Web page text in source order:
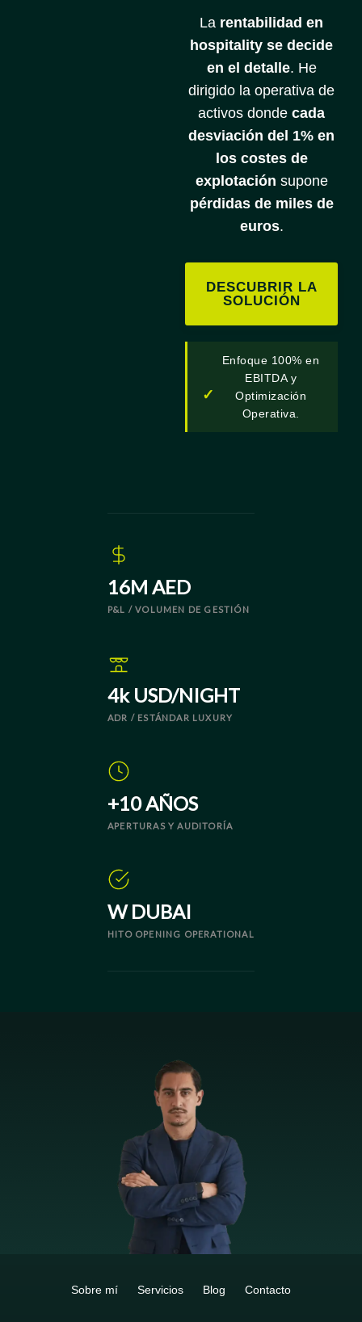
La rentabilidad en
hospitality se decide
en el detalle. He
dirigido la operativa de
activos donde cada
desviación del 1% en
los costes de
explotación supone
pérdidas de miles de
euros.
DESCUBRIR LA
SOLUCIÓN
✓
Enfoque 100% en
EBITDA y
Optimización
Operativa.
16M AED
P&L / VOLUMEN DE GESTIÓN
4k USD/NIGHT
ADR / ESTÁNDAR LUXURY
+10 AÑOS
APERTURAS Y AUDITORÍA
W DUBAI
HITO OPENING OPERATIONAL
Sobre mí Servicios Blog Contacto